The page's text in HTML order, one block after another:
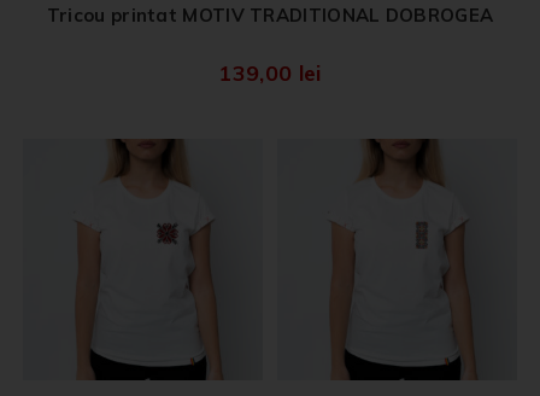
Tricou printat MOTIV TRADITIONAL DOBROGEA
139,00 lei